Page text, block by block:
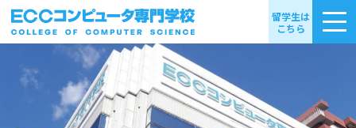
留学生は
こちら